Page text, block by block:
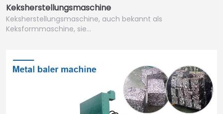
Keksherstellungsmaschine
Keksherstellungsmaschine, auch bekannt als
Keksformmaschine, sie…